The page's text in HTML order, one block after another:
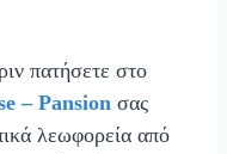
πατήσετε στο
– Pansion σας
λεωφορεία από